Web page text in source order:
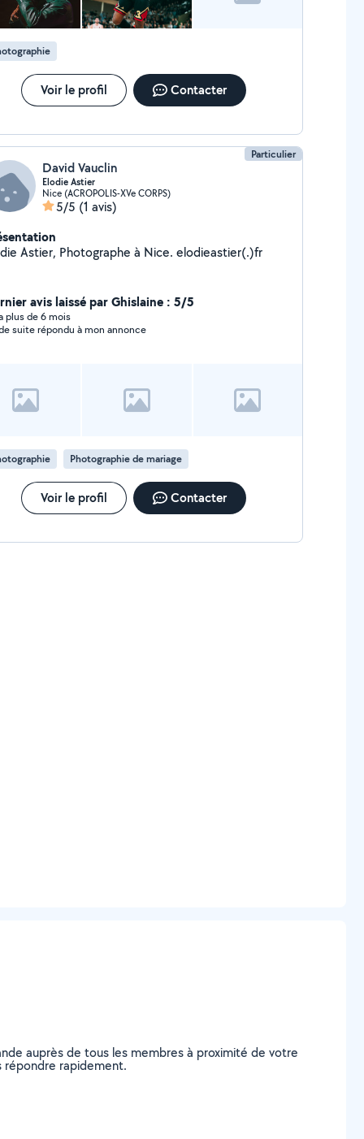
Voir le profil Contacter
Particulier
David Vauclin
Elodie Astier
Nice (ACROPOLIS-XVe CORPS)
5/5 (1 avis)
Astier, Photographe à Nice. elodieastier(.)fr
avis laissé par Ghislaine : 5/5
plus de 6 mois
suite répondu à mon annonce
Photographie de mariage
Voir le profil Contacter
auprès de tous les membres à proximité de votre
répondre rapidement.